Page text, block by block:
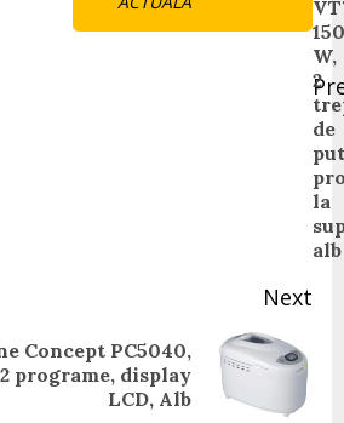
W,
2
de
la
alb
Next
Concept PC5040,
programe, display
LCD, Alb